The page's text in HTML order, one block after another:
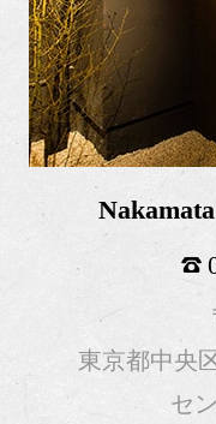
東京都中央
セ